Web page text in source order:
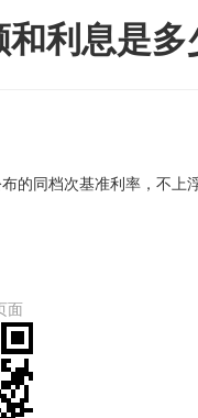
利息是多
的同档次基准利率，不
面